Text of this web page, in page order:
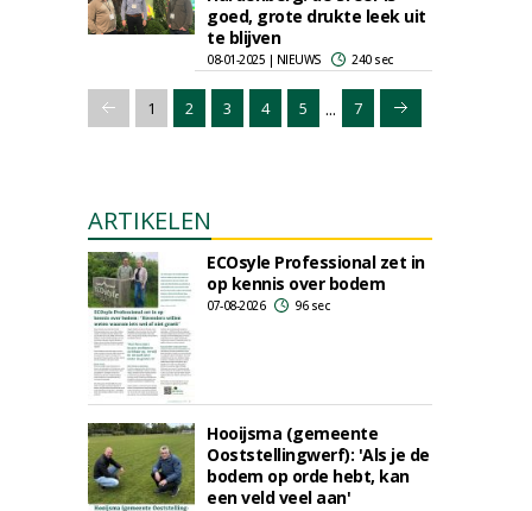
goed, grote drukte leek uit
te blijven
08-01-2025 | NIEUWS 240 sec
1 2 3 4 5 ... 7
ARTIKELEN
ECOsyle Professional zet in
op kennis over bodem
07-08-2026 96 sec
Hooijsma (gemeente
Ooststellingwerf): 'Als je de
bodem op orde hebt, kan
een veld veel aan'